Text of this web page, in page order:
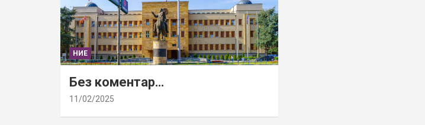
НИЕ
Без коментар…
11/02/2025